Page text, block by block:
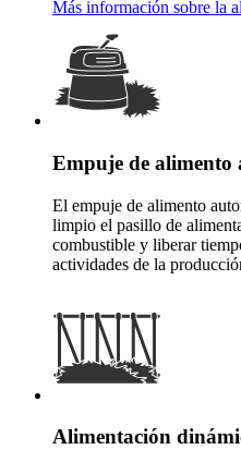
Más información sobre la
Empuje de alimento
El empuje de alimento
limpio el pasillo de
combustible y liberar
actividades de la
Alimentación